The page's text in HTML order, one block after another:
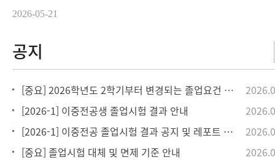
2026-05-21
[중요] 2026학년도 2학기부터 변경되는 졸업요건 안내
[2026-1] 이중전공생 졸업시험 결과 안내
[2026-1] 이중전공 졸업시험 결과 공지 및 레포트 안내
[중요] 졸업시험 대체 및 면제 기준 안내